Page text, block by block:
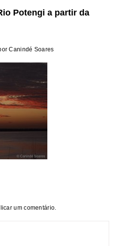
Potengi a partir da
Canindé Soares
um comentário.